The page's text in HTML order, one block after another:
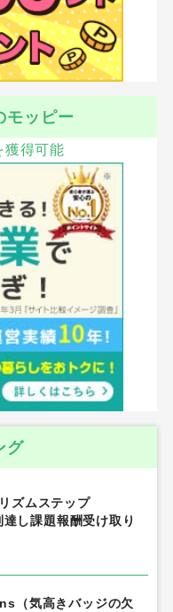
モッピー
獲得可能
グ
ズムステップ
達し課題報酬受け取り
（気高きバッジの欠